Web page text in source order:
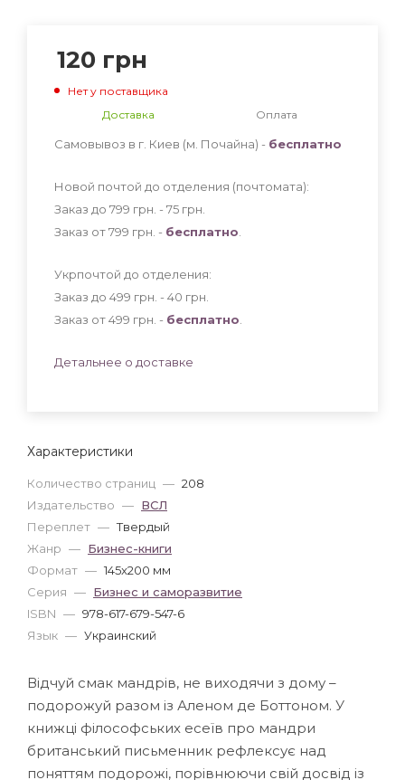
Характеристики
Количество страниц — 208
Издательство — ВСЛ
Переплет — Твердый
Жанр — Бизнес-книги
Формат — 145x200 мм
Серия — Бизнес и саморазвитие
ISBN — 978-617-679-547-6
Язык — Украинский
120 грн
Нет у поставщика
Доставка
Оплата
Самовывоз в г. Киев (м. Почайна) - бесплатно
Новой почтой до отделения (почтомата):
Заказ до 799 грн. - 75 грн
Заказ от 799 грн. - бесплатно
Укрпочтой до отделения:
Заказ до 499 грн. - 40 грн
Заказ от 499 грн. - бесплатно
Детальнее о доставке
Відчуй смак мандрів, не виходячи з дому –
подорожуй разом із Аленом де Боттоном. У
книжці філософських есеїв про мандри
британський письменник рефлексує над
поняттям подорожі, порівнюючи свій досвід із